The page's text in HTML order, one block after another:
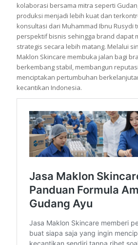
kolaborasi bersama mitra seperti
produksi menjadi lebih kuat dan
konsultasi dari Muhammad Ibnu Rusydi
perspektif bisnis sehingga brand dapat
strategis secara lebih matang. Melalui
Maklon Skincare membuka jalan bagi
berkembang stabil, membangun
menciptakan pertumbuhan
kecantikan Indonesia.